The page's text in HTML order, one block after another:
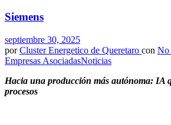
Siemens
septiembre 30, 2025
por Cluster Energetico de Queretaro con No
Empresas AsociadasNoticias
Hacia una producción más autónoma: IA
procesos